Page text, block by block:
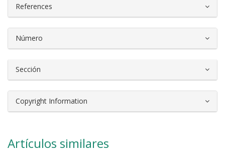
References
Número
Sección
Copyright Information
Artículos similares